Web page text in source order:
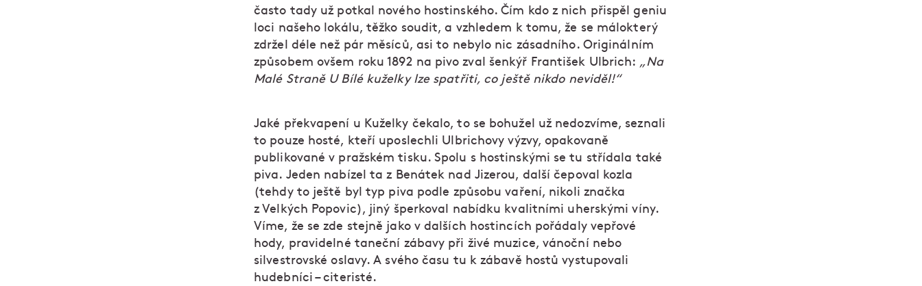
často tady už potkal nového hostinského. Čím kdo z nich přispěl geniu
loci našeho lokálu, těžko soudit, a vzhledem k tomu, že se málokterý
zdržel déle než pár měsíců, asi to nebylo nic zásadního. Originálním
způsobem ovšem roku 1892 na pivo zval šenkýř František Ulbrich: „Na
Malé Straně U Bílé kuželky lze spatřiti, co ještě nikdo neviděl!“
Jaké překvapení u Kuželky čekalo, to se bohužel už nedozvíme, seznali
to pouze hosté, kteří uposlechli Ulbrichovy výzvy, opakovaně
publikované v pražském tisku. Spolu s hostinskými se tu střídala také
piva. Jeden nabízel ta z Benátek nad Jizerou, další čepoval kozla
(tehdy to ještě byl typ piva podle způsobu vaření, nikoli značka
z Velkých Popovic), jiný šperkoval nabídku kvalitními uherskými víny.
Víme, že se zde stejně jako v dalších hostincích pořádaly vepřové
hody, pravidelné taneční zábavy při živé muzice, vánoční nebo
silvestrovské oslavy. A svého času tu k zábavě hostů vystupovali
hudebníci – citeristé.